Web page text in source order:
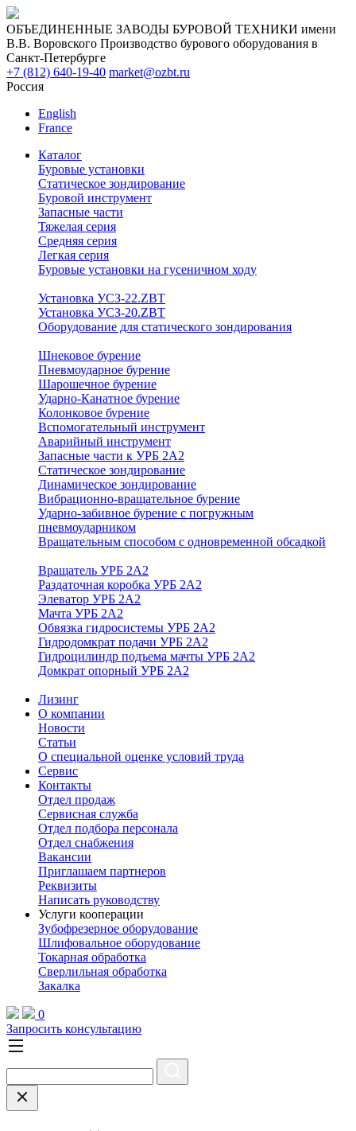
ОБЪЕДИНЕННЫЕ ЗАВОДЫ БУРОВОЙ ТЕХНИКИ имени
В.В. Воровского Производство бурового оборудования в
Санкт-Петербурге
+7 (812) 640-19-40 market@ozbt.ru
Россия
English
France
Каталог
Буровые установки
Статическое зондирование
Буровой инструмент
Запасные части
Тяжелая серия
Средняя серия
Легкая серия
Буровые установки на гусеничном ходу
Установка УСЗ-22.ZBT
Установка УСЗ-20.ZBT
Оборудование для статического зондирования
Шнековое бурение
Пневмоударное бурение
Шарошечное бурение
Ударно-Канатное бурение
Колонковое бурение
Вспомогательный инструмент
Аварийный инструмент
Запасные части к УРБ 2А2
Статическое зондирование
Динамическое зондирование
Вибрационно-вращательное бурение
Ударно-забивное бурение с погружным
пневмоударником
Вращательным способом с одновременной обсадкой
Вращатель УРБ 2А2
Раздаточная коробка УРБ 2А2
Элеватор УРБ 2А2
Мачта УРБ 2А2
Обвязка гидросистемы УРБ 2А2
Гидродомкрат подачи УРБ 2А2
Гидроцилиндр подъема мачты УРБ 2А2
Домкрат опорный УРБ 2А2
Лизинг
О компании
Новости
Статьи
О специальной оценке условий труда
Сервис
Контакты
Отдел продаж
Сервисная служба
Отдел подбора персонала
Отдел снабжения
Вакансии
Приглашаем партнеров
Реквизиты
Написать руководству
Услуги кооперации
Зубофрезерное оборудование
Шлифовальное оборудование
Токарная обработка
Cверлильная обработка
Закалка
0
Запросить консультацию